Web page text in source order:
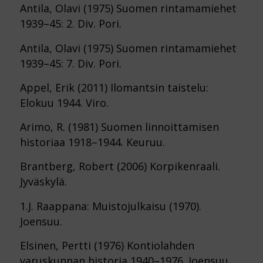
Antila, Olavi (1975) Suomen rintamamiehet
1939–45: 2. Div. Pori.
Antila, Olavi (1975) Suomen rintamamiehet
1939–45: 7. Div. Pori.
Appel, Erik (2011) Ilomantsin taistelu:
Elokuu 1944. Viro.
Arimo, R. (1981) Suomen linnoittamisen
historiaa 1918–1944. Keuruu.
Brantberg, Robert (2006) Korpikenraali.
Jyväskylä.
1.J. Raappana: Muistojulkaisu (1970).
Joensuu.
Elsinen, Pertti (1976) Kontiolahden